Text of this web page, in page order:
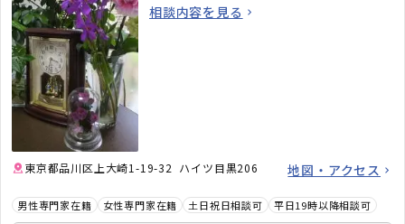
相談内容を見る
東京都品川区上大崎1-19-32 ハイツ目黒206 地図・アクセス
男性専門家在籍 女性専門家在籍 土日祝日相談可 平日19時以降相談可